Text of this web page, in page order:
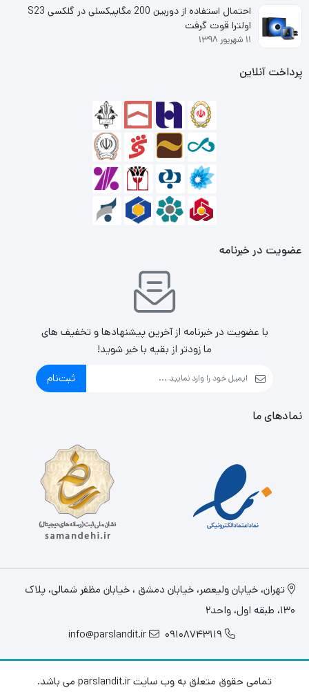
12 ولت
LGA2066 / LGA2011 / AM4 / AM3/ FM2 و …
خنک کننده بادی شامل هیت سینک و چهار لوله انتقال حرارت از
جنس مس با امکان ارائه خنک کنندگی هر چه بیشتر
احتمال استفاده از دوربین 200 مگاپیکسلی در گلکسی S23
اولترا قوت گرفت
۱۱ شهریور ۱۳۹۸
پرداخت آنلاین
عضویت در خبرنامه
با عضویت در خبرنامه از آخرین پیشنهادها و تخفیف های
ما زودتر از بقیه با خبر شوید!
ثبت‌نام
نمادهای ما
تهران، خيابان وليعصر، خیابان دمشق ، خیابان مظفر شمالی، پلاک
130، طبقه اول، واحد2
09108743119
info@parslandit.ir
تمامی حقوق متعلق به وب سایت parslandit.ir می باشد.